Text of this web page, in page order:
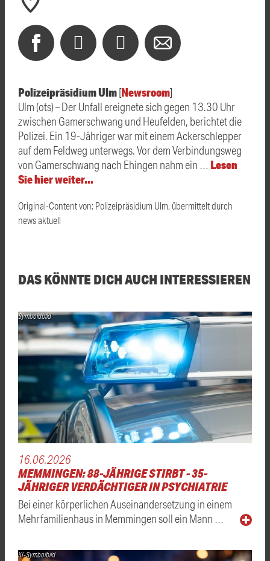
Polizeipräsidium Ulm[Newsroom]
Ulm (ots) – Der Unfall ereignete sich gegen 13.30 Uhr
zwischen Gamerschwang und Heufelden, berichtet die
Polizei. Ein 19-Jähriger war mit einem Ackerschlepper
auf dem Feldweg unterwegs. Vor dem Verbindungsweg
von Gamerschwang nach Ehingen nahm ein … Lesen
Sie hier weiter…
Original-Content von: Polizeipräsidium Ulm, übermittelt durch
news aktuell
DAS KÖNNTE DICH AUCH INTERESSIEREN
Symboldbild
16.06.2026
MEMMINGEN: 88-JÄHRIGE STIRBT - 35-
JÄHRIGER VERDÄCHTIGER IN PSYCHIATRIE
Bei einer körperlichen Auseinandersetzung in einem
Mehrfamilienhaus in Memmingen soll ein Mann …
KI-Symbolbild